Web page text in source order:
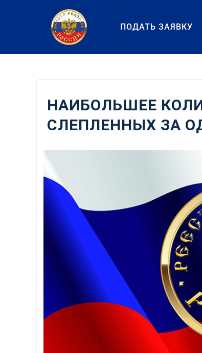
содержанию
ПОДАТЬ ЗАЯВКУ
НАИБОЛЬШЕЕ
СЛЕПЛЕННЫХ ЗА